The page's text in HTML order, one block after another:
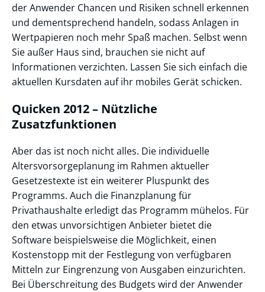
der Anwender Chancen und Risiken schnell erkennen
und dementsprechend handeln, sodass Anlagen in
Wertpapieren noch mehr Spaß machen. Selbst wenn
Sie außer Haus sind, brauchen sie nicht auf
Informationen verzichten. Lassen Sie sich einfach die
aktuellen Kursdaten auf ihr mobiles Gerät schicken.
Quicken 2012 – Nützliche
Zusatzfunktionen
Aber das ist noch nicht alles. Die individuelle
Altersvorsorgeplanung im Rahmen aktueller
Gesetzestexte ist ein weiterer Pluspunkt des
Programms. Auch die Finanzplanung für
Privathaushalte erledigt das Programm mühelos. Für
den etwas unvorsichtigen Anbieter bietet die
Software beispielsweise die Möglichkeit, einen
Kostenstopp mit der Festlegung von verfügbaren
Mitteln zur Eingrenzung von Ausgaben einzurichten.
Bei Überschreitung des Budgets wird der Anwender